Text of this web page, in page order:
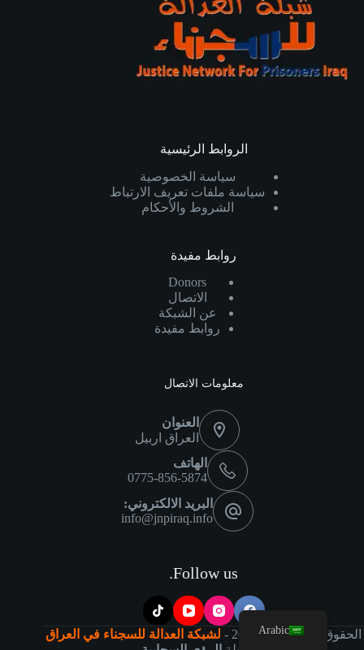
الروابط الرئيسية
سياسة الخصوصية
سياسة ملفات تعريف الارتباط
الشروط والأحكام
روابط مفيدة
Donors
الاتصال
عن الشبكة
روابط مفيدة
معلومات الاتصال
العنوان
العراق اربيل
الهاتف
0775-856-5874
البريد الالكتروني:
info@jnpiraq.info
Follow us.
الحقوق محفوظة©
2026 -
لشبكة العدالة للسجناء في العراق
Arabic